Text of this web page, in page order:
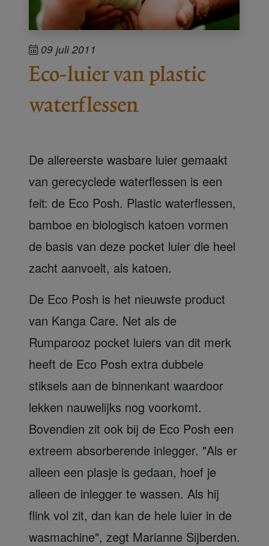
09 juli 2011
Eco-luier van plastic
waterflessen
De allereerste wasbare luier gemaakt
van gerecyclede waterflessen is een
feit: de Eco Posh. Plastic waterflessen,
bamboe en biologisch katoen vormen
de basis van deze pocket luier die heel
zacht aanvoelt, als katoen.
De Eco Posh is het nieuwste product
van Kanga Care. Net als de
Rumparooz pocket luiers van dit merk
heeft de Eco Posh extra dubbele
stiksels aan de binnenkant waardoor
lekken nauwelijks nog voorkomt.
Bovendien zit ook bij de Eco Posh een
extreem absorberende inlegger. "Als er
alleen een plasje is gedaan, hoef je
alleen de inlegger te wassen. Als hij
flink vol zit, dan kan de hele luier in de
wasmachine", zegt Marianne Sijberden.